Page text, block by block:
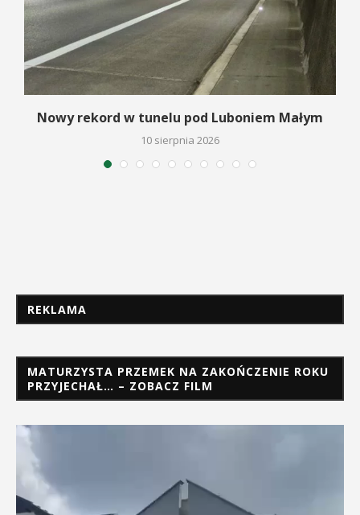
Nowy rekord w tunelu pod Luboniem Małym
10 sierpnia 2026
REKLAMA
MATURZYSTA PRZEMEK NA ZAKOŃCZENIE ROKU
PRZYJECHAŁ… – ZOBACZ FILM
Odtwarzacz